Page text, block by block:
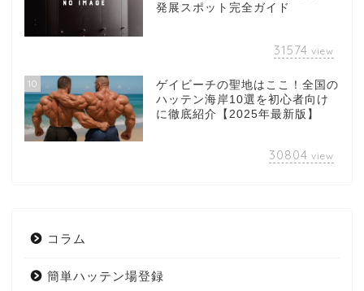
発展スポット完全ガイド
31574 view
10
ゲイビーチの聖地はここ！全国の
ハッテン海岸10選を初心者向け
に徹底紹介【2025年最新版】
30804 view
コラム
簡単ハッテン場登録